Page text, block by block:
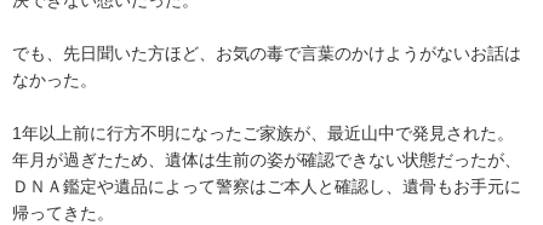
でも、先日聞いた方ほど、お気の毒で言葉のかけようがないお話は
なかった。
1年以上前に行方不明になったご家族が、最近山中で発見された。
年月が過ぎたため、遺体は生前の姿が確認できない状態だったが、
ＤＮＡ鑑定や遺品によって警察はご本人と確認し、遺骨もお手元に
帰ってきた。